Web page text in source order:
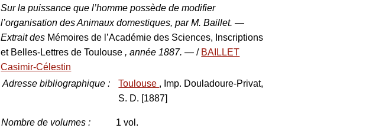
Sur la puissance que l’homme possède de modifier
l’organisation des Animaux domestiques, par M. Baillet. —
Extrait des Mémoires de l’Académie des Sciences, Inscriptions
et Belles-Lettres de Toulouse , année 1887. —/ BAILLET
Casimir-Célestin
Adresse bibliographique : Toulouse , Imp. Douladoure-Privat,
S. D. [1887]
Nombre de volumes :
1 vol.